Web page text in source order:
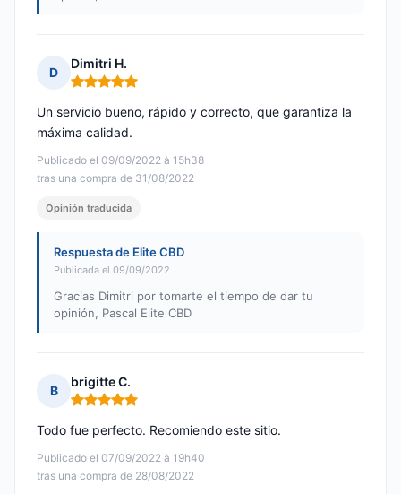
D
Dimitri H.
Nota: 5 de 5
Publicado el 09/09/2022 à 15h38
tras una compra de 31/08/2022
Un servicio bueno, rápido y correcto, que garantiza la
máxima calidad.
Opinión traducida
Respuesta de Elite CBD
Publicada el 09/09/2022
Gracias Dimitri por tomarte el tiempo de dar tu
opinión, Pascal Elite CBD
B
brigitte C.
Nota: 5 de 5
Publicado el 07/09/2022 à 19h40
tras una compra de 28/08/2022
Todo fue perfecto. Recomiendo este sitio.